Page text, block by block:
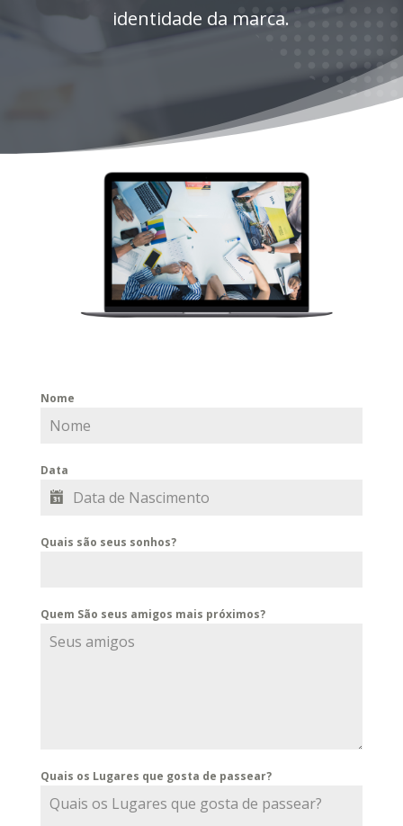
identidade da marca.
Nome
Data
Quais são seus sonhos?
Quem São seus amigos mais próximos?
Quais os Lugares que gosta de passear?